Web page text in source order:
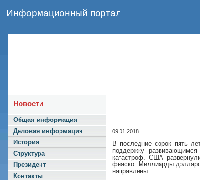
Информационный портал
Новости
Общая информация
Деловая информация
История
Структура
Президент
Контакты
09.01.2018
В последние сорок пять
поддержку
катастроф, США
фиаско. Миллиарды
направлены.